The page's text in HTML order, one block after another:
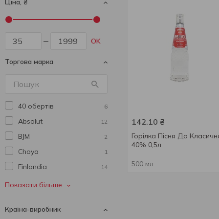
Ціна, ₴
OK
Торгова марка
40 обертів 6
Absolut 12
BJM 2
Choya 1
Finlandia 14
Finn
Grey Goose 3
Показати більше
Країна-виробник
142.10 ₴
Горілка Пісня До
40% 0,5л
500 мл